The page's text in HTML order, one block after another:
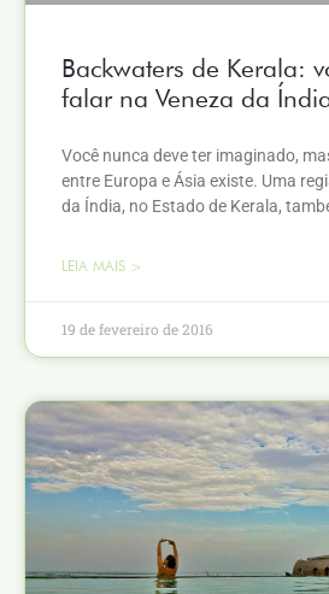
Backwaters de Kerala:
falar na Veneza da
Você nunca deve ter imaginado,
entre Europa e Ásia existe. Uma
da Índia, no Estado de Kerala,
LEIA MAIS >
19 de fevereiro de 2016